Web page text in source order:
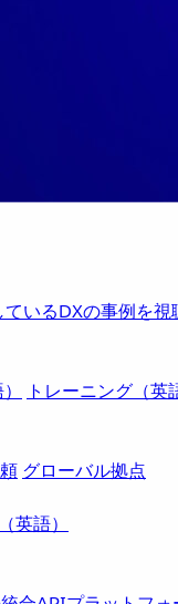
いるDXの事例を視
トレーニング（英
グローバル拠点
英語）